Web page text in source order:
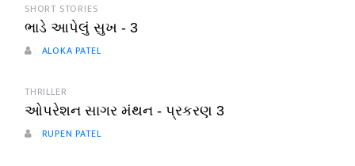
SHORT STORIES
ભાડે આપેલું સુખ - 3
ALOKA PATEL
THRILLER
ઓપરેશન સાગર મંથન - પ્રકરણ 3
RUPEN PATEL